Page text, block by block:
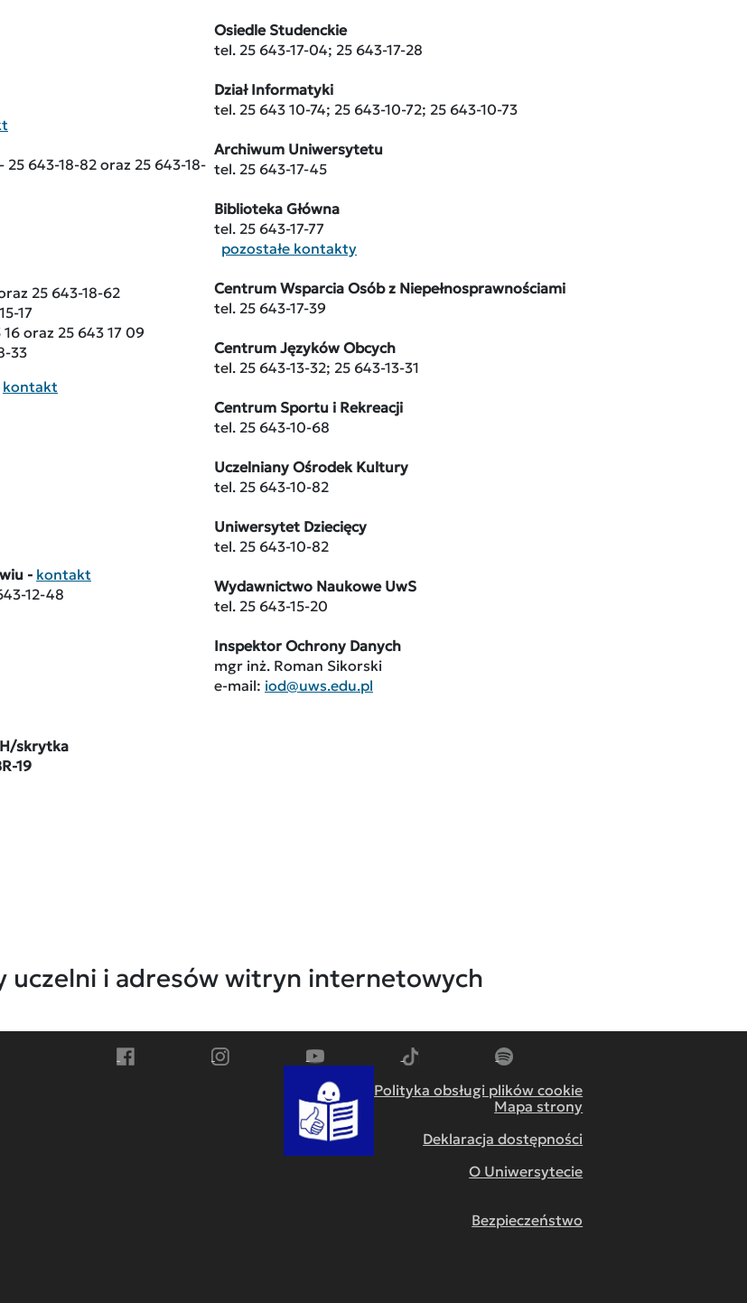
643-18-82 oraz 25 643-18-
25 643-18-62
17
oraz 25 643 17 09
33
kontakt
- kontakt
12-48
Osiedle Studenckie
tel. 25 643-17-04; 25 643-17-28
Dział Informatyki
tel. 25 643 10-74; 25 643-10-72; 25 643-10-73
Archiwum Uniwersytetu
tel. 25 643-17-45
Biblioteka Główna
tel. 25 643-17-77
pozostałe kontakty
Centrum Wsparcia Osób z Niepełnosprawnościami
tel. 25 643-17-39
Centrum Języków Obcych
tel. 25 643-13-32; 25 643-13-31
Centrum Sportu i Rekreacji
tel. 25 643-10-68
Uczelniany Ośrodek Kultury
tel. 25 643-10-82
Uniwersytet Dziecięcy
tel. 25 643-10-82
Wydawnictwo Naukowe UwS
tel. 25 643-15-20
Inspektor Ochrony Danych
mgr inż. Roman Sikorski
e-mail: iod@uws.edu.pl
skrytka
19
uczelni i adresów witryn internetowych
Polityka obsługi plików cookie
Mapa strony
Deklaracja dostępności
O Uniwersytecie
Bezpieczeństwo